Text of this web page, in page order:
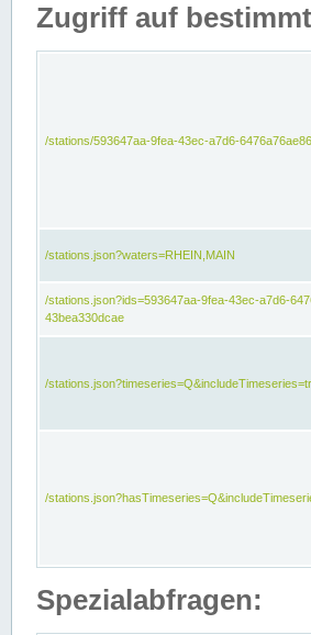
Zugriff auf
/stations/593647aa-9fea-43ec-a7d6-
/stations.json?waters=RHEIN,MAIN
/stations.json?ids=593647aa-9fea-43ec-a7d6-
43bea330dcae
/
/
Spezialabfragen: